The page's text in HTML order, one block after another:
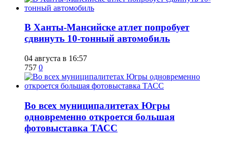
​В Ханты-Мансийске атлет попробует
сдвинуть 10-тонный автомобиль
04 августа в 16:57
757 0
Во всех муниципалитетах Югры
одновременно откроется большая
фотовыставка ТАСС